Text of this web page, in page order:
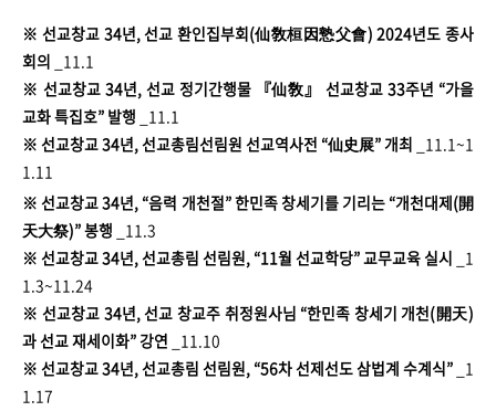
※ 선교창교 34년, 선교 환인집부회(仙敎桓因慹父會) 2024년도 종사
회의
_11.1
※ 선교창교 34년, 선교 정기간행물 『仙敎』 선교창교 33주년 “가을
교화 특집호” 발행
_11.1
※ 선교창교 34년, 선교총림선림원 선교역사전 “仙史展” 개최
_11.1~1
1.11
※ 선교창교 34년, “음력 개천절” 한민족 창세기를 기리는 “개천대제(開
天大祭)” 봉행
_11.3
※ 선교창교 34년, 선교총림 선림원, “11월 선교학당” 교무교육 실시
_1
1.3~11.24
※ 선교창교 34년, 선교 창교주 취정원사님 “한민족 창세기 개천(開天)
과 선교 재세이화” 강연
_11.10
※ 선교창교 34년, 선교총림 선림원, “56차 선제선도 삼법계 수계식” _1
1.17